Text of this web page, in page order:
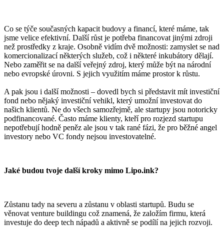
Co se týče současných kapacit budovy a financí, které máme, tak
jsme velice efektivní. Další růst je potřeba financovat jinými zdroji
než prostředky z kraje. Osobně vidím dvě možnosti: zamyslet se nad
komercionalizací některých služeb, což i některé inkubátory dělají.
Nebo zaměřit se na další veřejný zdroj, který může být na národní
nebo evropské úrovni. S jejich využitím máme prostor k růstu.
A pak jsou i další možnosti – dovedl bych si představit mít investiční
fond nebo nějaký investiční vehikl, který umožní investovat do
našich klientů. Ne do všech samozřejmě, ale startupy jsou notoricky
podfinancované. Často máme klienty, kteří pro rozjezd startupu
nepotřebují hodně peněz ale jsou v tak rané fázi, že pro běžné angel
investory nebo VC fondy nejsou investovatelné.
Jaké budou tvoje další kroky mimo Lipo.ink?
Zůstanu tady na severu a zůstanu v oblasti startupů. Budu se
věnovat venture buildingu což znamená, že založím firmu, která
investuje do deep tech nápadů a aktivně se podílí na jejich rozvoji.